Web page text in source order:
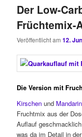
Der Low-
Früchtemix-
Veröffentlicht am12.
Die Version mit
Kirschen und
Fruchtmix aus der
Auflauf
was da im Detail in